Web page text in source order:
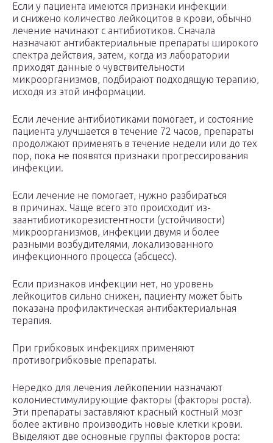
Если у пациента имеются признаки инфекции
и снижено количество лейкоцитов в крови, обычно
лечение начинают с антибиотиков. Сначала
назначают антибактериальные препараты широкого
спектра действия, затем, когда из лаборатории
приходят данные о чувствительности
микроорганизмов, подбирают подходящую терапию,
исходя из этой информации.
Если лечение антибиотиками помогает, и состояние
пациента улучшается в течение 72 часов, препараты
продолжают применять в течение недели или до тех
пор, пока не появятся признаки прогрессирования
инфекции.
Если лечение не помогает, нужно разбираться
в причинах. Чаще всего это происходит из-
заантибиотикорезистентности (устойчивости)
микроорганизмов, инфекции двумя и более
разными возбудителями, локализованного
инфекционного процесса (абсцесс).
Если признаков инфекции нет, но уровень
лейкоцитов сильно снижен, пациенту может быть
показана профилактическая антибактериальная
терапия.
При грибковых инфекциях применяют
противогрибковые препараты.
Нередко для лечения лейкопении назначают
колониестимулирующие факторы (факторы роста).
Эти препараты заставляют красный костный мозг
более активно производить новые клетки крови.
Выделяют две основные группы факторов роста: